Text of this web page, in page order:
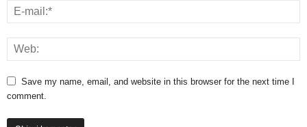
Save my name, email, and website in this browser for the next time I
comment.